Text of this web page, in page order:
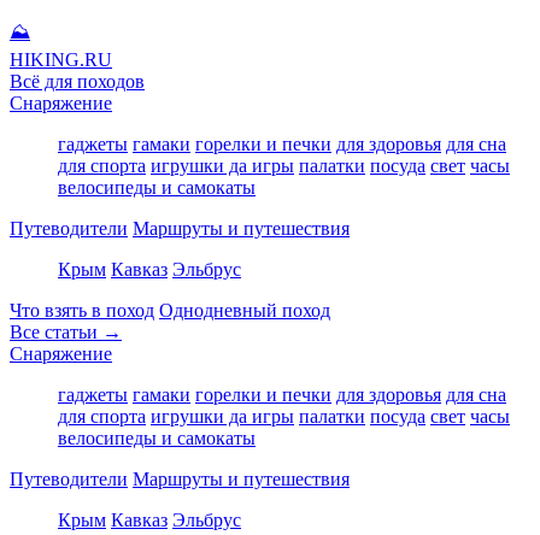
⛰
HIKING.RU
Всё для походов
Снаряжение
гаджеты гамаки горелки и печки для здоровья для сна
для спорта игрушки да игры палатки посуда свет часы
велосипеды и самокаты
Путеводители Маршруты и путешествия
Крым Кавказ Эльбрус
Что взять в поход Однодневный поход
Все статьи →
Снаряжение
гаджеты гамаки горелки и печки для здоровья для сна
для спорта игрушки да игры палатки посуда свет часы
велосипеды и самокаты
Путеводители Маршруты и путешествия
Крым Кавказ Эльбрус